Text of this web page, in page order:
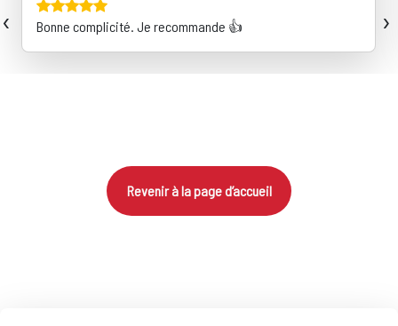
Bonne complicité. Je recommande 👍
‹ ›
Revenir à la page d’accueil